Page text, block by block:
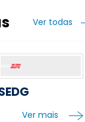
Ver todas
Ver mais